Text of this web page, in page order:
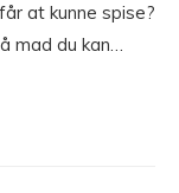
at kunne spise?
mad du kan…